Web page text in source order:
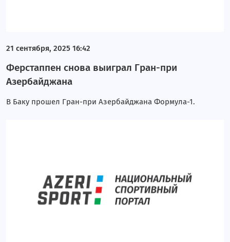
21 сентября, 2025 16:42
Ферстаппен снова выиграл Гран-при
Азербайджана
В Баку прошел Гран-при Азербайджана Формула-1.